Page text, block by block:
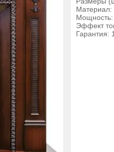
Материал:
Мощность:
Эффект
Гарантия: